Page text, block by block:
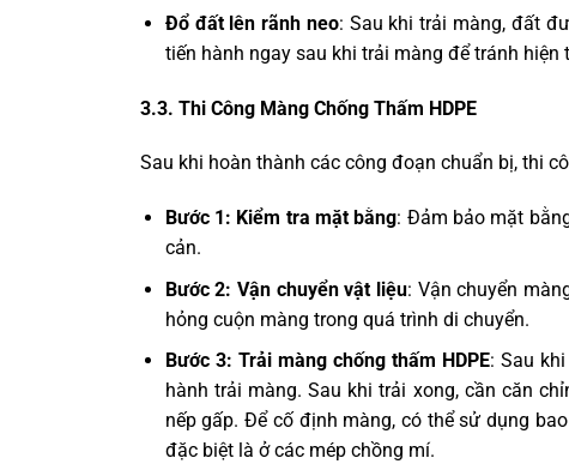
Đổ đất lên rãnh neo: Sau khi trải màng, đất
tiến hành ngay sau khi trải màng để tránh hiện
3.3. Thi Công Màng Chống Thấm HDPE
Sau khi hoàn thành các công đoạn chuẩn bị, thi
Bước 1: Kiểm tra mặt bằng: Đảm bảo mặt
cản.
Bước 2: Vận chuyển vật liệu: Vận chuyển
hỏng cuộn màng trong quá trình di chuyển.
Bước 3: Trải màng chống thấm HDPE: Sau
hành trải màng. Sau khi trải xong, cần căn
nếp gấp. Để cố định màng, có thể sử dụng
đặc biệt là ở các mép chồng mí.